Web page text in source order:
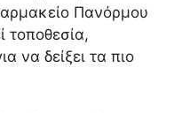
Πανόρμου
τοποθεσία,
να δείξει τα πιο